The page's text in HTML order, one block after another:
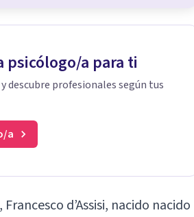
psicólogo/a para ti
descubre profesionales según tus
a
d’Assisi, nacido nacido